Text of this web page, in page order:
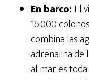
En barco: El
16.000
combina las
adrenalina de
al mar es